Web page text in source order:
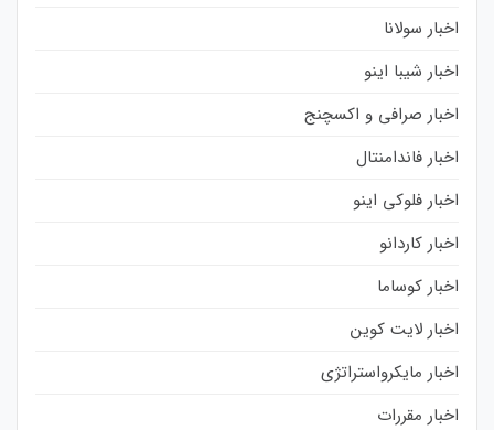
اخبار سولانا
اخبار شیبا اینو
اخبار صرافی و اکسچنج
اخبار فاندامنتال
اخبار فلوکی اینو
اخبار کاردانو
اخبار کوساما
اخبار لایت کوین
اخبار مایکرواستراتژی
اخبار مقررات